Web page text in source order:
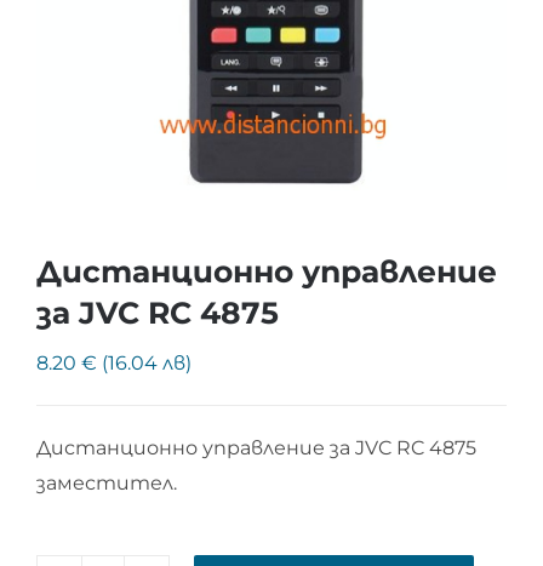
Дистанционно управление
за JVC RC 4875
8.20 € (16.04 лв)
Дистанционно управление за JVC RC 4875
заместител.